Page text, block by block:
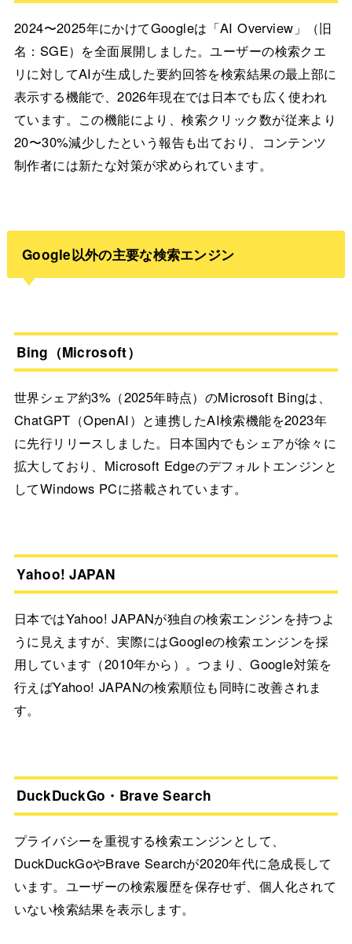
2024〜2025年にかけてGoogleは「AI Overview」（旧
名：SGE）を全面展開しました。ユーザーの検索クエ
リに対してAIが生成した要約回答を検索結果の最上部に
表示する機能で、2026年現在では日本でも広く使われ
ています。この機能により、検索クリック数が従来より
20〜30%減少したという報告も出ており、コンテンツ
制作者には新たな対策が求められています。
Google以外の主要な検索エンジン
Bing（Microsoft）
世界シェア約3%（2025年時点）のMicrosoft Bingは、
ChatGPT（OpenAI）と連携したAI検索機能を2023年
に先行リリースしました。日本国内でもシェアが徐々に
拡大しており、Microsoft Edgeのデフォルトエンジンと
してWindows PCに搭載されています。
Yahoo! JAPAN
日本ではYahoo! JAPANが独自の検索エンジンを持つよ
うに見えますが、実際にはGoogleの検索エンジンを採
用しています（2010年から）。つまり、Google対策を
行えばYahoo! JAPANの検索順位も同時に改善されま
す。
DuckDuckGo・Brave Search
プライバシーを重視する検索エンジンとして、
DuckDuckGoやBrave Searchが2020年代に急成長して
います。ユーザーの検索履歴を保存せず、個人化されて
いない検索結果を表示します。